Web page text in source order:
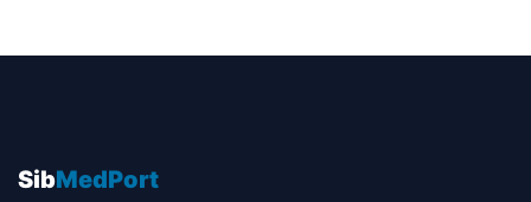
SibMedPort